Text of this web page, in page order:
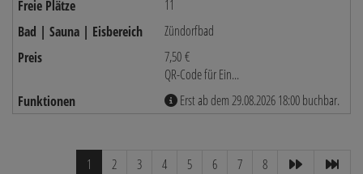
11
Zündorfbad
7,50 €
QR-Code für Ein...
Erst ab dem 29.08.2026 18:00 buchbar.
1 2 3 4 5 6 7 8